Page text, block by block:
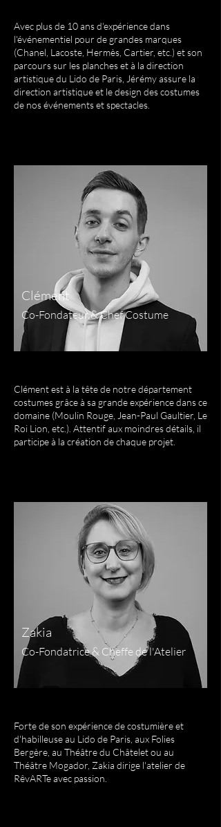
Avec plus de 10 ans d'expérience dans
l'événementiel pour de grandes marques
(Chanel, Lacoste, Hermès, Cartier, etc.) et son
parcours sur les planches et à la direction
artistique du Lido de Paris, Jérémy assure la
direction artistique et le design des costumes
de nos événements et spectacles.
Co-Fondateur & Chef Costume
Clément
Clément est à la tête de notre département
costumes grâce à sa grande expérience dans ce
domaine (Moulin Rouge, Jean-Paul Gaultier, Le
Roi Lion, etc.). Attentif aux moindres détails, il
participe à la création de chaque projet.
Co-Fondatrice & Cheffe de l'Atelier
Zakia
Forte de son expérience de costumière et
d'habilleuse au Lido de Paris, aux Folies
Bergère, au Théâtre du Châtelet ou au
Théâtre Mogador, Zakia dirige l'atelier de
RêvARTe avec passion.